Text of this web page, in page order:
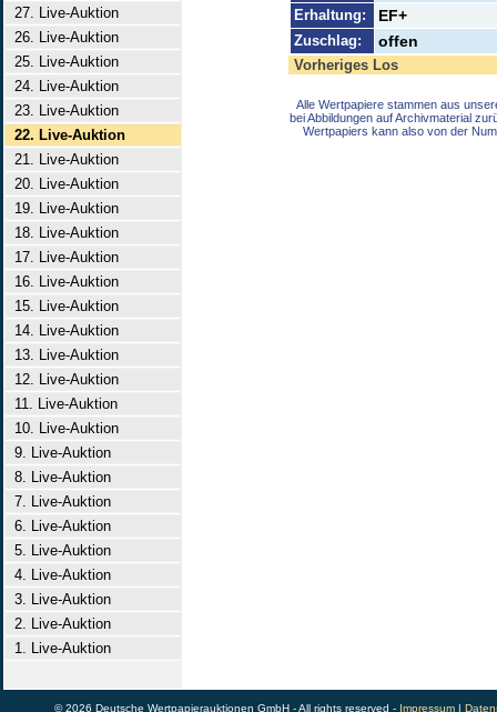
27. Live-Auktion
26. Live-Auktion
25. Live-Auktion
24. Live-Auktion
23. Live-Auktion
22. Live-Auktion
21. Live-Auktion
20. Live-Auktion
19. Live-Auktion
18. Live-Auktion
17. Live-Auktion
16. Live-Auktion
15. Live-Auktion
14. Live-Auktion
13. Live-Auktion
12. Live-Auktion
11. Live-Auktion
10. Live-Auktion
9. Live-Auktion
8. Live-Auktion
7. Live-Auktion
6. Live-Auktion
5. Live-Auktion
4. Live-Auktion
3. Live-Auktion
2. Live-Auktion
1. Live-Auktion
Erhaltung: EF+
Zuschlag: offen
Vorheriges Los
Alle Wertpapiere stammen aus
bei Abbildungen auf Archivmaterial
Wertpapiers kann also von der
© 2026 Deutsche Wertpapierauktionen GmbH - All rights reserved - Impressum|